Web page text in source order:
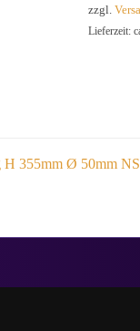
zzgl.
Lieferzeit:
H 355mm Ø 50mm